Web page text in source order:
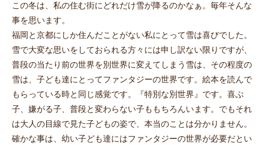
この冬は、私の住む街にどれだけ雪が降るのかなぁ。毎年そんな
事を思います。
福岡と京都にしか住んだことがない私にとって雪は喜びでした。
雪で大変な思いをしておられる方々には申し訳ない限りですが、
普段の当たり前の世界を別世界に変えてしまう雪は、その程度の
雪は、子ども達にとってファンタジーの世界です。絵本を読んで
もらっている時と同じ感覚です。『特別な別世界』です。喜ぶ
子、嫌がる子、普段と変わらない子ももちろんいます。でもそれ
は大人の目線で見た子どもの姿で、本当のことは分かりません。
確かな事は、幼い子ども達にはファンタジーの世界が必要だとい